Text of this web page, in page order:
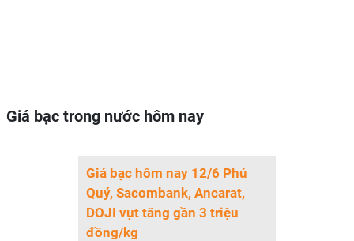
Giá bạc trong nước hôm nay
Giá bạc hôm nay 12/6 Phú
Quý, Sacombank, Ancarat,
DOJI vụt tăng gần 3 triệu
đồng/kg